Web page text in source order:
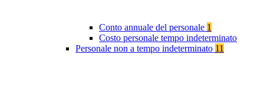
Conto annuale del personale 1
Costo personale tempo indeterminato
Personale non a tempo indeterminato 11